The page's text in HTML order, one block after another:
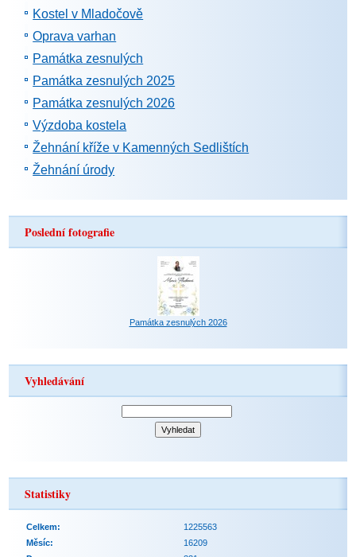
Kostel v Mladočově
Oprava varhan
Památka zesnulých
Památka zesnulých 2025
Památka zesnulých 2026
Výzdoba kostela
Žehnání kříže v Kamenných Sedlištích
Žehnání úrody
Poslední fotografie
Památka zesnulých 2026
Vyhledávání
Statistiky
Celkem:
1225563
Měsíc:
16209